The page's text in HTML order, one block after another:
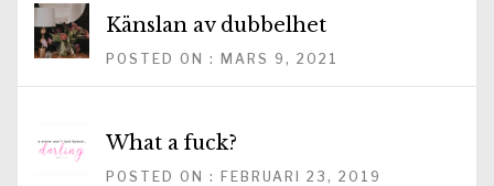
Känslan av dubbelhet
POSTED ON : MARS 9, 2021
What a fuck?
POSTED ON : FEBRUARI 23, 2019